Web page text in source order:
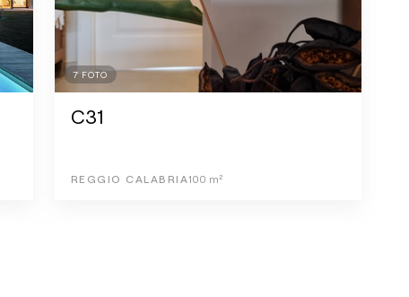
7 FOTO
C31
REGGIO CALABRIA100 m²